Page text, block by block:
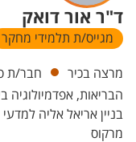
ד"ר אור דואק
מגייס/ת תלמידי מחקר
יחידות
מרצה בכיר חבר/ת
הבריאות, אפדמיולוגיה
מרקוס